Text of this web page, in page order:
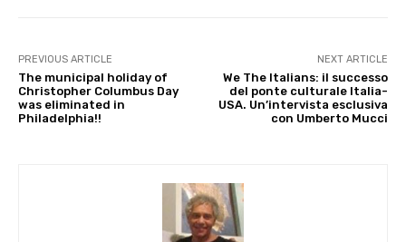
PREVIOUS ARTICLE
The municipal holiday of
Christopher Columbus Day
was eliminated in
Philadelphia!!
NEXT ARTICLE
We The Italians: il successo
del ponte culturale Italia-
USA. Un’intervista esclusiva
con Umberto Mucci